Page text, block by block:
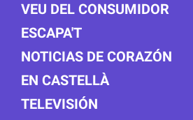
VEU DEL CONSUMIDOR
ESCAPA'T
NOTICIAS DE CORAZÓN
EN CASTELLÀ
TELEVISIÓN